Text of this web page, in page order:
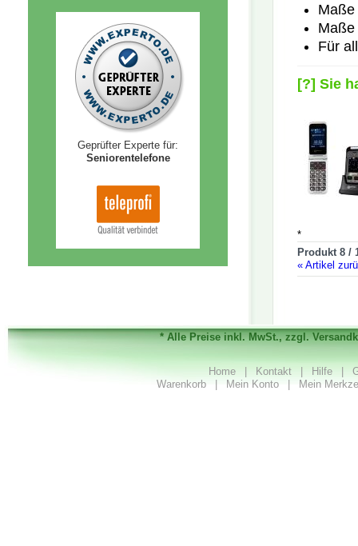
Geprüfter Experte für:
Seniorentelefone
Maße
Für
[?] Sie
*
Produkt 8 /
« Artikel
* Alle Preise inkl. MwSt., zzgl.
Home Kontakt Hilfe
Warenkorb
Mein Konto Mein